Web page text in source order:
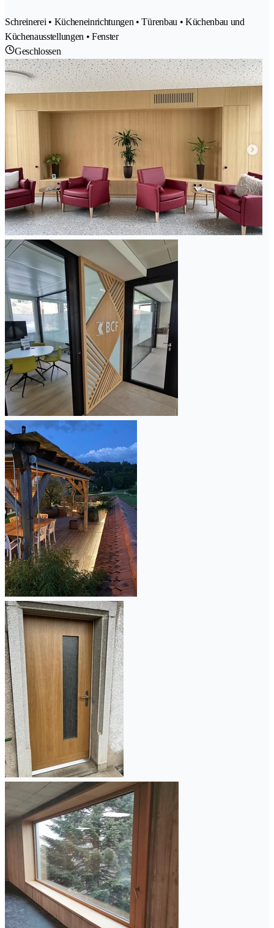
Schreinerei • Kücheneinrichtungen • Türenbau • Küchenbau und
Küchenausstellungen • Fenster
Geschlossen